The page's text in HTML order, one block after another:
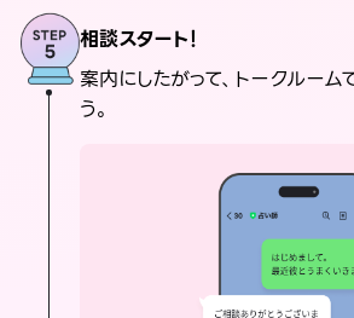
相談スタート！
案内にしたがって、トークルー
う。